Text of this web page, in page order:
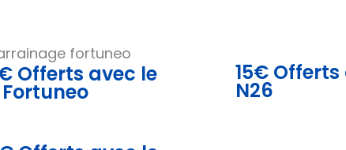
Offerts avec le 15€
N26